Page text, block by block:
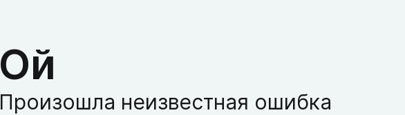
Ой
Произошла неизвестная ошибка